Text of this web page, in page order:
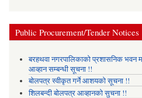
Public Procurement/Tender Notices
बरहथवा नगरपालिकाको प्रशासनिक भवन
आव्हान सम्बन्धी सूचना !!
बोलपत्र स्वीकृत गर्ने आशयको सूचना !!
शिलबन्दी बोलपत्र आव्हानको सुचना !!